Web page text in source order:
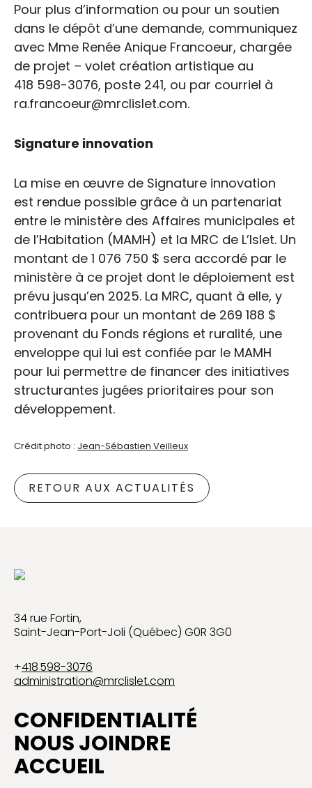
Pour plus d’information ou pour un soutien
dans le dépôt d’une demande, communiquez
avec Mme Renée Anique Francoeur, chargée
de projet – volet création artistique au
418 598-3076, poste 241, ou par courriel à
ra.francoeur@mrclislet.com.
Signature innovation
La mise en œuvre de Signature innovation
est rendue possible grâce à un partenariat
entre le ministère des Affaires municipales et
de l’Habitation (MAMH) et la MRC de L’Islet. Un
montant de 1 076 750 $ sera accordé par le
ministère à ce projet dont le déploiement est
prévu jusqu’en 2025. La MRC, quant à elle, y
contribuera pour un montant de 269 188 $
provenant du Fonds régions et ruralité, une
enveloppe qui lui est confiée par le MAMH
pour lui permettre de financer des initiatives
structurantes jugées prioritaires pour son
développement.
Crédit photo : Jean-Sébastien Veilleux
RETOUR AUX ACTUALITÉS
34 rue Fortin,
Saint-Jean-Port-Joli (Québec) G0R 3G0
+418 598-3076
administration@mrclislet.com
CONFIDENTIALITÉ
NOUS JOINDRE
ACCUEIL